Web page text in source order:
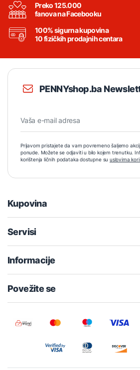
Preko 125.000
fanova na Facebooku
100% sigurna kupovina
10 fizičkih prodajnih centara
PENNYshop.ba
Prijavom pristajete da vam povremeno šaljemo
ponude. Možete se odjaviti u bilo kojem trenutku.
korištenja ličnih podataka dostupne su uslovima
Kupovina
Servisi
Informacije
Povežite se